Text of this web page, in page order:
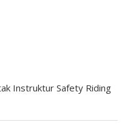
Instruktur Safety Riding